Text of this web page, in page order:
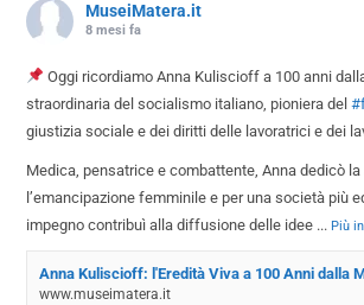
MuseiMatera.it
8 mesi fa
Oggi ricordiamo Anna Kuliscioff a 100 anni
straordinaria del socialismo italiano, pioniera del
giustizia sociale e dei diritti delle lavoratrici e dei
Medica, pensatrice e combattente, Anna dedicò
l’emancipazione femminile e per una società più
impegno contribuì alla diffusione delle idee ... Più
Anna Kuliscioff: l'Eredità Viva a 100 Anni dalla
www.museimatera.it